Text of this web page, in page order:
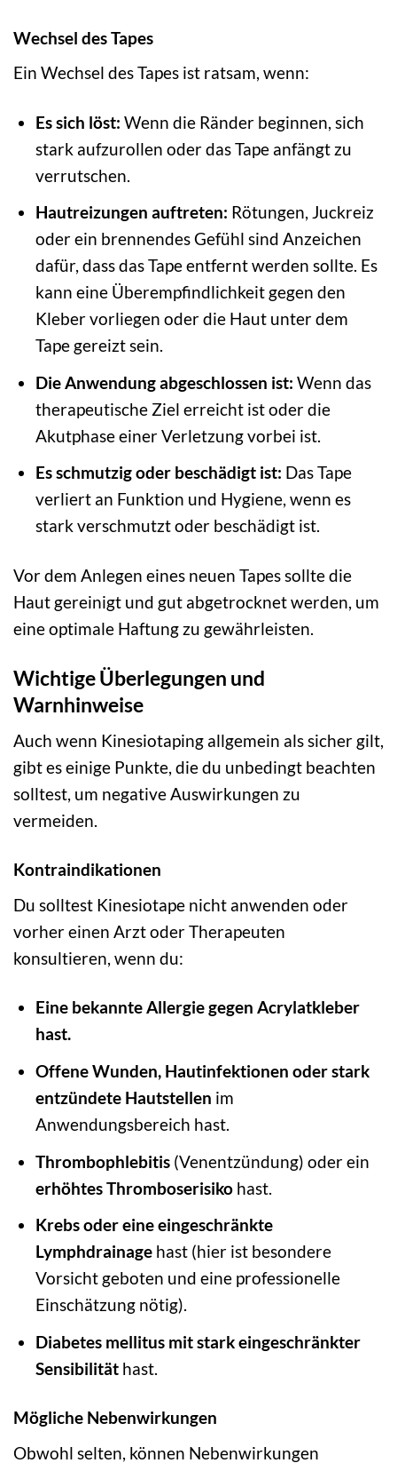
Wechsel des Tapes
Ein Wechsel des Tapes ist ratsam, wenn:
Es sich löst: Wenn die Ränder beginnen, sich
stark aufzurollen oder das Tape anfängt zu
verrutschen.
Hautreizungen auftreten: Rötungen, Juckreiz
oder ein brennendes Gefühl sind Anzeichen
dafür, dass das Tape entfernt werden sollte. Es
kann eine Überempfindlichkeit gegen den
Kleber vorliegen oder die Haut unter dem
Tape gereizt sein.
Die Anwendung abgeschlossen ist: Wenn das
therapeutische Ziel erreicht ist oder die
Akutphase einer Verletzung vorbei ist.
Es schmutzig oder beschädigt ist: Das Tape
verliert an Funktion und Hygiene, wenn es
stark verschmutzt oder beschädigt ist.
Vor dem Anlegen eines neuen Tapes sollte die
Haut gereinigt und gut abgetrocknet werden, um
eine optimale Haftung zu gewährleisten.
Wichtige Überlegungen und
Warnhinweise
Auch wenn Kinesiotaping allgemein als sicher gilt,
gibt es einige Punkte, die du unbedingt beachten
solltest, um negative Auswirkungen zu
vermeiden.
Kontraindikationen
Du solltest Kinesiotape nicht anwenden oder
vorher einen Arzt oder Therapeuten
konsultieren, wenn du:
Eine bekannte Allergie gegen Acrylatkleber
hast.
Offene Wunden, Hautinfektionen oder stark
entzündete Hautstellen im
Anwendungsbereich hast.
Thrombophlebitis (Venentzündung) oder ein
erhöhtes Thromboserisiko hast.
Krebs oder eine eingeschränkte
Lymphdrainage hast (hier ist besondere
Vorsicht geboten und eine professionelle
Einschätzung nötig).
Diabetes mellitus mit stark eingeschränkter
Sensibilität hast.
Mögliche Nebenwirkungen
Obwohl selten, können Nebenwirkungen